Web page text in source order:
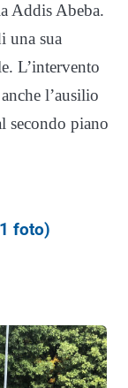
Addis Abeba.
una sua
L’intervento
l’ausilio
secondo piano
foto)